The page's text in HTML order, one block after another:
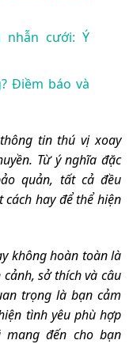
nhẫn cưới: Ý
Điềm báo và
tin thú vị xoay
Từ ý nghĩa đặc
quản, tất cả đều
hay để thể hiện
không hoàn toàn là
sở thích và câu
trọng là bạn cảm
tình yêu phù hợp
đến cho bạn